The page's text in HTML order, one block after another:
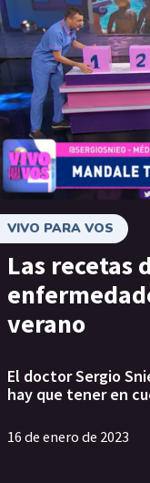
VIVO PARA VOS
Las recetas
verano
El doctor Sergio
hay que tener en
16 de enero de 2023